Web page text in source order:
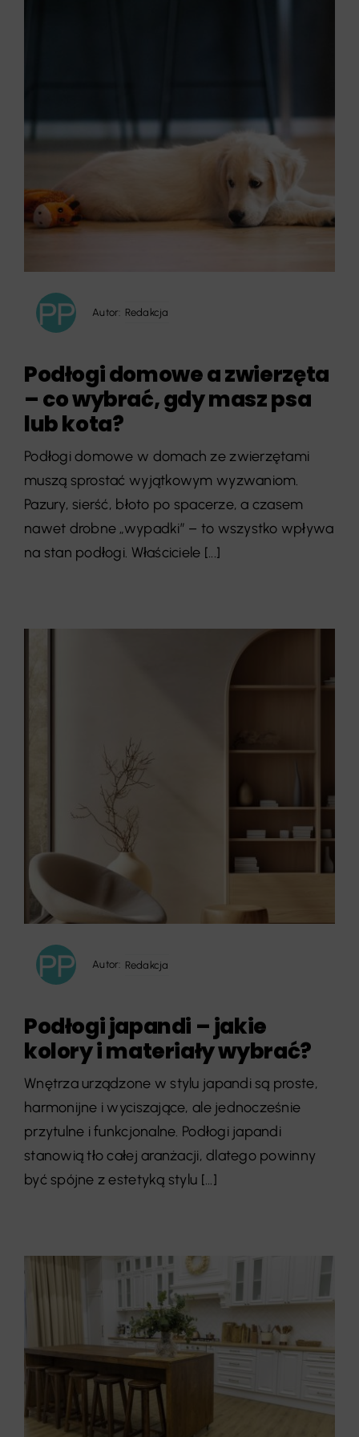
Autor: Redakcja
Podłogi domowe a zwierzęta
– co wybrać, gdy masz psa
lub kota?
Podłogi domowe w domach ze zwierzętami
muszą sprostać wyjątkowym wyzwaniom.
Pazury, sierść, błoto po spacerze, a czasem
nawet drobne „wypadki” – to wszystko wpływa
na stan podłogi. Właściciele [...]
Autor: Redakcja
Podłogi japandi – jakie
kolory i materiały wybrać?
Wnętrza urządzone w stylu japandi są proste,
harmonijne i wyciszające, ale jednocześnie
przytulne i funkcjonalne. Podłogi japandi
stanowią tło całej aranżacji, dlatego powinny
być spójne z estetyką stylu [...]